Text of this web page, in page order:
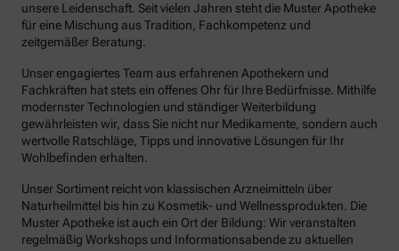
unsere Leidenschaft. Seit vielen Jahren steht die Muster Apotheke
für eine Mischung aus Tradition, Fachkompetenz und
zeitgemäßer Beratung.
Unser engagiertes Team aus erfahrenen Apothekern und
Fachkräften hat stets ein offenes Ohr für Ihre Bedürfnisse. Mithilfe
modernster Technologien und ständiger Weiterbildung
gewährleisten wir, dass Sie nicht nur Medikamente, sondern auch
wertvolle Ratschläge, Tipps und innovative Lösungen für Ihr
Wohlbefinden erhalten.
Unser Sortiment reicht von klassischen Arzneimitteln über
Naturheilmittel bis hin zu Kosmetik- und Wellnessprodukten. Die
Muster Apotheke ist auch ein Ort der Bildung: Wir veranstalten
regelmäßig Workshops und Informationsabende zu aktuellen